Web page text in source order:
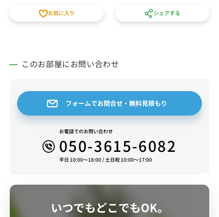
個人での初めての社会人の一人暮らしや仮住まいなど
が見つかるまでの仮住まいなどに人気のエリアです。
お気に入り シェアする
このお部屋にお問い合わせ
フォームでお問合せ・無料見積もり
お電話でのお問い合わせ
050-3615-6082
平日 10:00～18:00 / 土日祝 10:00～17:00
いつでもどこでもOK。